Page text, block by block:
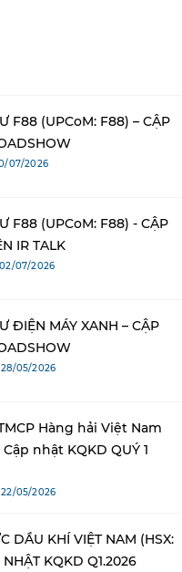
F88 (UPCoM: F88) – CẬP
07/2026
F88 (UPCoM: F88) - CẬP
IR TALK
07/2026
ĐIỆN MÁY XANH – CẬP
05/2026
Hàng hải Việt Nam
Cập nhật KQKD QUÝ 1
05/2026
DẦU KHÍ VIỆT NAM (HSX:
KQKD Q1.2026